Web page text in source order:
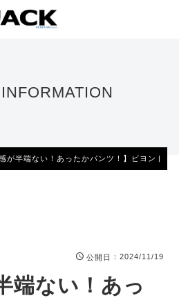
感が半端ない！あったかパンツ！】ビヨンドウ
公開日 ：2024/11/19
端ない！あっ